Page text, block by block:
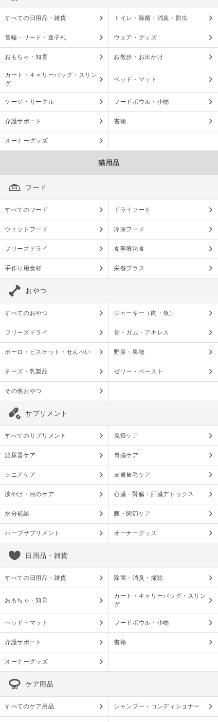
すべての日用品・雑貨 トイレ・除菌・消臭・防虫
首輪・リード・迷子札 ウェア・グッズ
おもちゃ・知育 お散歩・お出かけ
カート・キャリーバッグ・スリン
グ
ベッド・マット
ケージ・サークル フードボウル・小物
介護サポート 書籍
オーナーグッズ
猫用品
フード
すべてのフード ドライフード
ウェットフード 冷凍フード
フリーズドライ 食事療法食
手作り用食材 栄養プラス
おやつ
すべてのおやつ ジャーキー（肉・魚）
フリーズドライ 骨・ガム・アキレス
ボーロ・ビスケット・せんべい 野菜・果物
チーズ・乳製品 ゼリー・ペースト
その他おやつ
サプリメント
すべてのサプリメント 免疫ケア
泌尿器ケア 胃腸ケア
シニアケア 皮膚被毛ケア
涙やけ・目のケア 心臓・腎臓・肝臓デトックス
水分補給 腰・関節ケア
ハーブサプリメント オーナーグッズ
日用品・雑貨
すべての日用品・雑貨 除菌・消臭・掃除
おもちゃ・知育
カート・キャリーバッグ・スリン
グ
ベッド・マット フードボウル・小物
介護サポート 書籍
オーナーグッズ
ケア用品
すべてのケア用品 シャンプー・コンディショナー